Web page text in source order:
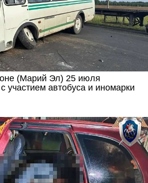
(Марий Эл) 25 июля
участием автобуса и иномарки